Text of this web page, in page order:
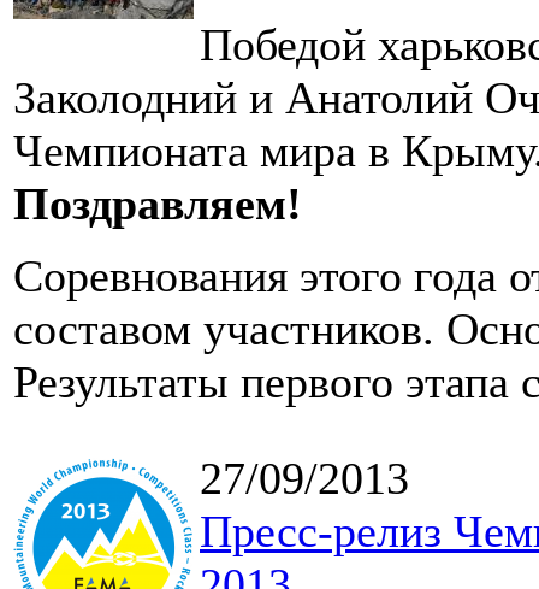
Победой
Заколодний и Анатолий
Чемпионата мира в
Поздравляем!
Соревнования этого года
составом участников.
Результаты первого
27/09/2013
Пресс-релиз